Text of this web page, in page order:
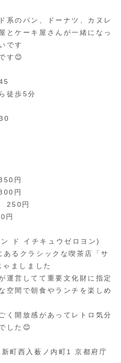
系のパン、ドーナツ、カヌレ
とケーキ屋さんが一緒になっ
です
す😊
徒歩5分
円
円
250円
円
ド イチキュウゼロヨン)
るクラシックな喫茶店「サ
ましました
運営してて重要文化財に指定
空間で朝食やランチを楽しめ
く開放感があってレトロ気分
した😊
町西入薮ノ内町1 京都府庁